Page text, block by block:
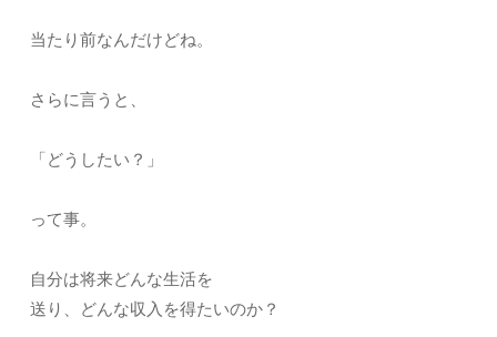
当たり前なんだけどね。
さらに言うと、
「どうしたい？」
って事。
自分は将来どんな生活を
送り、どんな収入を得たいのか？